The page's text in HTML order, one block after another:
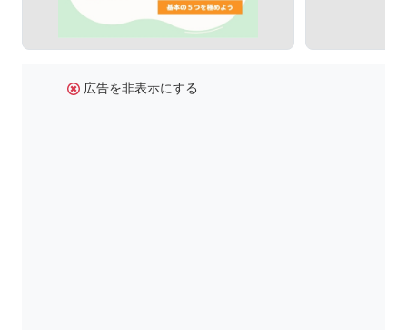
広告を非表示にする